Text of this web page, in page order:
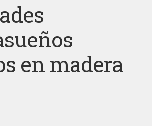
en madera